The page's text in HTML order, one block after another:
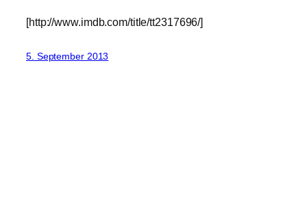
[http://www.imdb.com/title/tt2317696/]
5. September 2013